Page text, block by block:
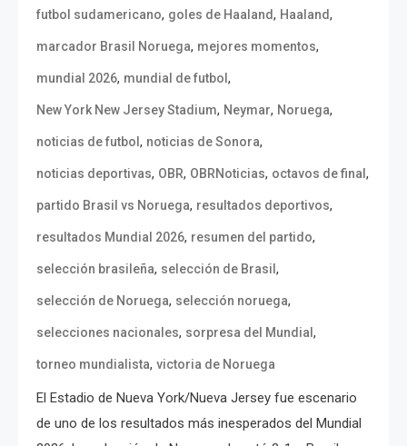
futbol sudamericano, goles de Haaland, Haaland,
marcador Brasil Noruega, mejores momentos,
mundial 2026, mundial de futbol ,
New York New Jersey Stadium, Neymar, Noruega,
noticias de futbol , noticias de Sonora,
noticias deportivas, OBR, OBRNoticias, octavos de final ,
partido Brasil vs Noruega, resultados deportivos,
resultados Mundial 2026, resumen del partido,
selección brasileña, selección de Brasil ,
selección de Noruega, selección noruega,
selecciones nacionales, sorpresa del Mundial ,
torneo mundialista, victoria de Noruega
El Estadio de Nueva York/Nueva Jersey fue escenario
de uno de los resultados más inesperados del Mundial